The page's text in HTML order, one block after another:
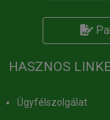
HASZNOS
Ügyfélszolgálat